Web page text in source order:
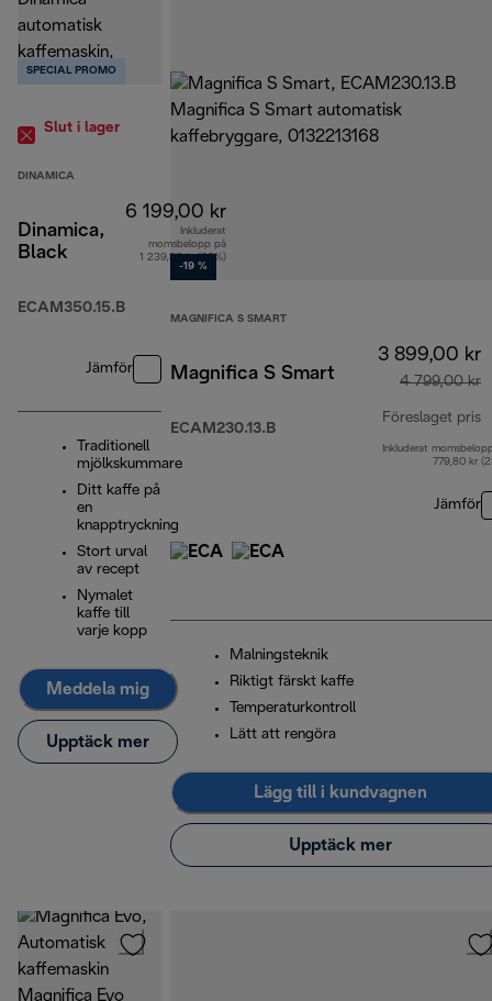
SPECIAL PROMO
Slut i lager
DINAMICA
Dinamica,
Black
ECAM350.15.B
6 199,00 kr
Inkluderat
momsbelopp på
1 239,80 kr (25%)
Jämför
Traditionell
mjölkskummare
Ditt kaffe på
en
knapptryckning
Stort urval
av recept
Nymalet
kaffe till
varje kopp
Meddela mig
Upptäck mer
-19 %
MAGNIFICA S SMART
Magnifica S Smart
ECAM230.13.B
3 899,00 kr
4 799,00 kr
Föreslaget pris
Inkluderat
779,80 kr
Jämför
Malningsteknik
Riktigt färskt kaffe
Temperaturkontroll
Lätt att rengöra
Lägg till i kundvagnen
Upptäck mer